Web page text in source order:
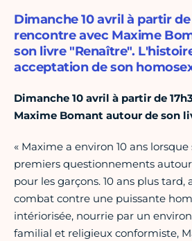
Dimanche 10 avril à partir de
rencontre avec Maxime
son livre "Renaître".
acceptation de son
Dimanche 10 avril à partir de
Maxime Bomant autour de son
« Maxime a environ 10 ans
premiers questionnements
pour les garçons. 10 ans plus tard,
combat contre une puissante
intériorisée, nourrie par un
familial et religieux conformiste,